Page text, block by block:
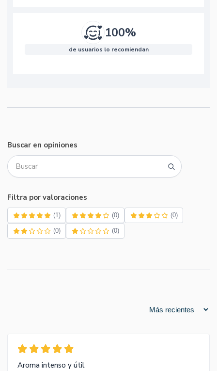
100%
de usuarios lo recomiendan
Buscar en opiniones
Filtra por valoraciones
(1) (0) (0)
(0) (0)
Aroma intenso y útil